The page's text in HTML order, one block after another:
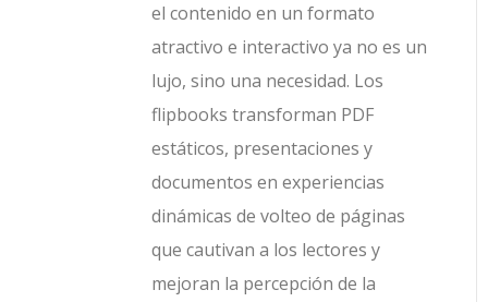
el contenido en un formato
atractivo e interactivo ya no es un
lujo, sino una necesidad. Los
flipbooks transforman PDF
estáticos, presentaciones y
documentos en experiencias
dinámicas de volteo de páginas
que cautivan a los lectores y
mejoran la percepción de la